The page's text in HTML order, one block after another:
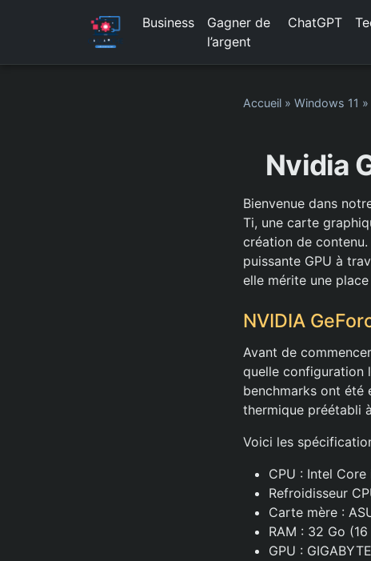
Business
Gagner de
l’argent
ChatGPT
Accueil » Windows 11 »
Nvidia
Bienvenue dans
Ti, une carte
création de
puissante GPU à
elle mérite une
NVIDIA
Avant de
quelle configuration
benchmarks ont été
thermique préétabli
Voici les
CPU : Intel Core
Refroidisseur
Carte mère :
RAM : 32 Go
GPU :